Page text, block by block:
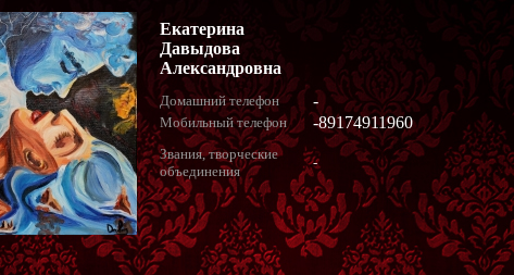
Екатерина
Давыдова
Александровна
Домашний телефон -
Мобильный телефон -89174911960
Звания, творческие
объединения
-